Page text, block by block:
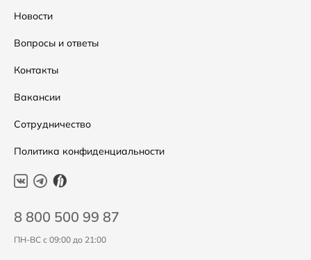
Скидки
Таблица размеров
Уход за одеждой
Новости
Вопросы и ответы
Контакты
Вакансии
Сотрудничество
Политика конфиденциальности
8 800 500 99 87
ПН-ВС с 09:00 до 21:00